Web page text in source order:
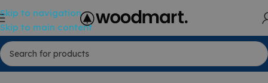
Skip to navigation
Skip to main content